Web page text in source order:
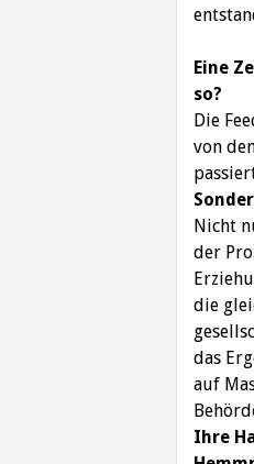
Eine
so?
Die
von
Nicht
der
die
das
auf
Ihre